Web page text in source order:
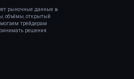
рыночные данные в
объёмы, открытый
трейдерам
решения